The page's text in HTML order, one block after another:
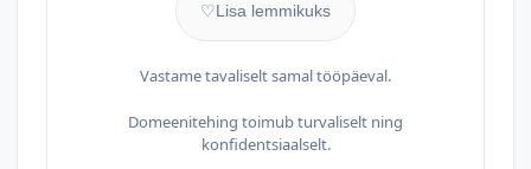
♡Lisa lemmikuks
Vastame tavaliselt samal tööpäeval.
Domeenitehing toimub turvaliselt ning
konfidentsiaalselt.